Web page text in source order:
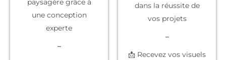
paysagère grâce à
une conception
experte
–
dans la réussite de
vos projets
–
📩 Recevez vos visuels